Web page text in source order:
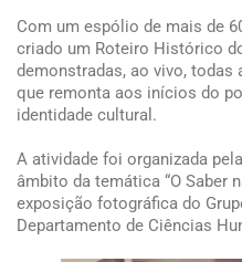
Com um espólio de mais de
criado um Roteiro Histórico
demonstradas, ao vivo, todas
que remonta aos inícios do
identidade cultural.
A atividade foi organizada
âmbito da temática “O Saber
exposição fotográfica do
Departamento de Ciências